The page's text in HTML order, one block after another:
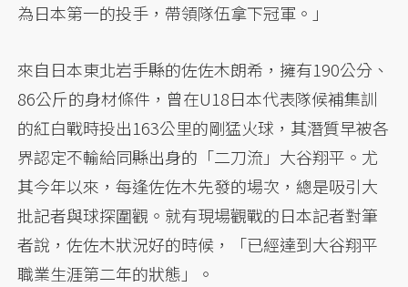
為日本第一的投手，帶領隊伍拿下冠軍。」
來自日本東北岩手縣的佐佐木朗希，擁有190公分、
86公斤的身材條件，曾在U18日本代表隊候補集訓
的紅白戰時投出163公里的剛猛火球，其潛質早被各
界認定不輸給同縣出身的「二刀流」大谷翔平。尤
其今年以來，每逢佐佐木先發的場次，總是吸引大
批記者與球探圍觀。就有現場觀戰的日本記者對筆
者說，佐佐木狀況好的時候，「已經達到大谷翔平
職業生涯第二年的狀態」。